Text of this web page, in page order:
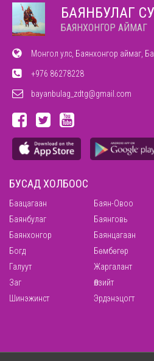
БАЯНБУЛАГ
БАЯНХОНГОР АЙМАГ
Монгол улс, Баянхонгор аймаг,
+976 86278228
bayanbulag_zdtg@gmail.com
БУСАД ХОЛБООС
Баацагаан Баян-Овоо
Баянбулаг
Баянговь
Баянхонгор
Баянцагаан
Богд
Бөмбөгөр
Галуут
Жаргалант
Заг
Өлзийт
Шинэжинст
Эрдэнэцогт